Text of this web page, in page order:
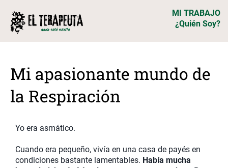
MI TRABAJO
¿Quién Soy?
Mi apasionante mundo de
la Respiración
Yo era asmático.
Cuando era pequeño, vivía en una casa de payés en
condiciones bastante lamentables. Había mucha